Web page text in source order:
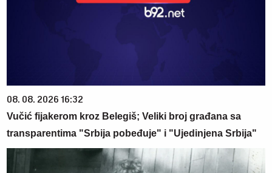
08. 08. 2026 16:32
Vučić fijakerom kroz Belegiš; Veliki broj građana sa
transparentima "Srbija pobeđuje" i "Ujedinjena Srbija"